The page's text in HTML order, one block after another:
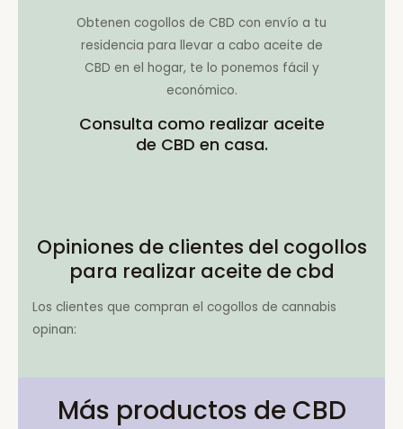
Obtenen cogollos de CBD con envío a tu
residencia para llevar a cabo aceite de
CBD en el hogar, te lo ponemos fácil y
económico.
Consulta como realizar aceite
de CBD en casa.
Opiniones de clientes del cogollos
para realizar aceite de cbd
Los clientes que compran el cogollos de cannabis
opinan:
Más productos de CBD